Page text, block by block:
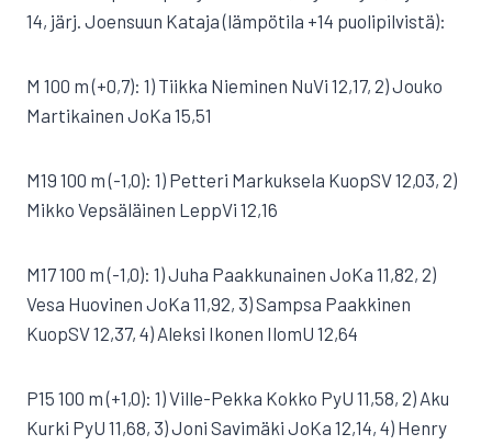
14, järj. Joensuun Kataja (lämpötila +14 puolipilvistä):
M 100 m (+0,7): 1) Tiikka Nieminen NuVi 12,17, 2) Jouko
Martikainen JoKa 15,51
M19 100 m (-1,0): 1) Petteri Markuksela KuopSV 12,03, 2)
Mikko Vepsäläinen LeppVi 12,16
M17 100 m (-1,0): 1) Juha Paakkunainen JoKa 11,82, 2)
Vesa Huovinen JoKa 11,92, 3) Sampsa Paakkinen
KuopSV 12,37, 4) Aleksi Ikonen IlomU 12,64
P15 100 m (+1,0): 1) Ville-Pekka Kokko PyU 11,58, 2) Aku
Kurki PyU 11,68, 3) Joni Savimäki JoKa 12,14, 4) Henry